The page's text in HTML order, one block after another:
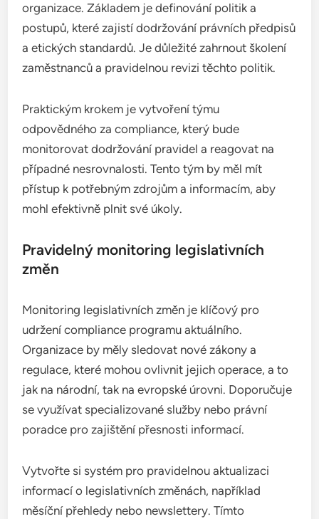
organizace. Základem je definování politik a
postupů, které zajistí dodržování právních předpisů
a etických standardů. Je důležité zahrnout školení
zaměstnanců a pravidelnou revizi těchto politik.
Praktickým krokem je vytvoření týmu
odpovědného za compliance, který bude
monitorovat dodržování pravidel a reagovat na
případné nesrovnalosti. Tento tým by měl mít
přístup k potřebným zdrojům a informacím, aby
mohl efektivně plnit své úkoly.
Pravidelný monitoring legislativních
změn
Monitoring legislativních změn je klíčový pro
udržení compliance programu aktuálního.
Organizace by měly sledovat nové zákony a
regulace, které mohou ovlivnit jejich operace, a to
jak na národní, tak na evropské úrovni. Doporučuje
se využívat specializované služby nebo právní
poradce pro zajištění přesnosti informací.
Vytvořte si systém pro pravidelnou aktualizaci
informací o legislativních změnách, například
měsíční přehledy nebo newslettery. Tímto